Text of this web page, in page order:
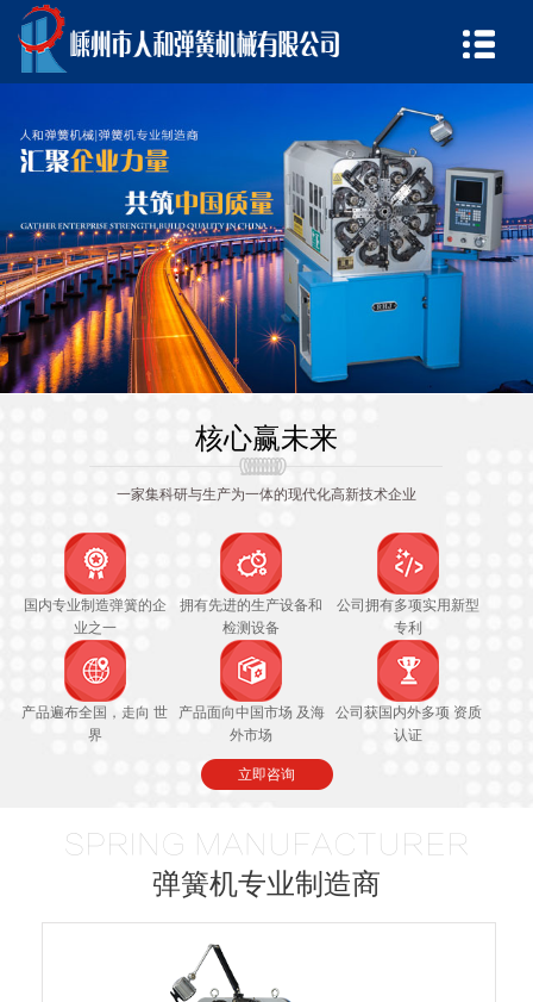
核心赢未来
一家集科研与生产为一体的现代化高新技术企业
国内专业制造弹簧的企
业之一
拥有先进的生产设备和
检测设备
公司拥有多项实用新型
专利
产品遍布全国，走向 世
界
产品面向中国市场 及海
外市场
公司获国内外多项 资质
认证
立即咨询
SPRING MANUFACTURER
弹簧机专业制造商